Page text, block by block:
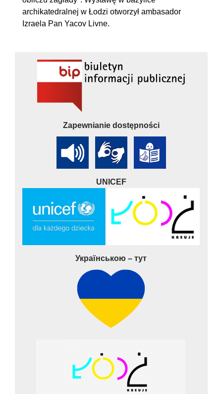
Zapewnianie dostępności
UNICEF
Українською – тут
archikatedralnej w Łodzi otworzył ambasador
Izraela Pan Yacov Livne.